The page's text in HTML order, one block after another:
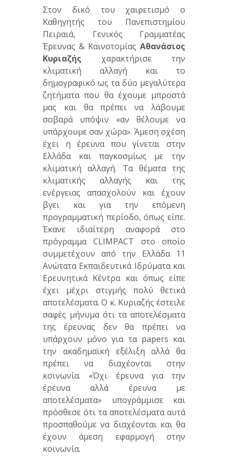
Στον δικό του χαιρετισμό ο
Καθηγητής του Πανεπιστημίου
Πειραιά, Γενικός Γραμματέας
Έρευνας & Καινοτομίας Αθανάσιος
Κυριαζής χαρακτήρισε την
κλιματική αλλαγή και το
δημογραφικό ως τα δύο μεγαλύτερα
ζητήματα που θα έχουμε μπροστά
μας και θα πρέπει να λάβουμε
σοβαρά υπόψιν «αν θέλουμε να
υπάρχουμε σαν χώρα». Άμεση σχέση
έχει η έρευνα που γίνεται στην
Ελλάδα και παγκοσμίως με την
κλιματική αλλαγή. Τα θέματα της
κλιματικής αλλαγής και της
ενέργειας απασχολούν και έχουν
βγει και για την επόμενη
προγραμματική περίοδο, όπως είπε.
Έκανε ιδιαίτερη αναφορά στο
πρόγραμμα CLIMPACT στο οποίο
συμμετέχουν από την Ελλάδα 11
Ανώτατα Εκπαιδευτικά Ιδρύματα και
Ερευνητικά Κέντρα και όπως είπε
έχει μέχρι στιγμής πολύ θετικά
αποτελέσματα. Ο κ. Κυριαζής έστειλε
σαφές μήνυμα ότι τα αποτελέσματα
της έρευνας δεν θα πρέπει να
υπάρχουν μόνο για τα papers και
την ακαδημαϊκή εξέλιξη αλλά θα
πρέπει να διαχέονται στην
κοινωνία. «Όχι έρευνα για την
έρευνα αλλά έρευνα με
αποτελέσματα» υπογράμμισε και
πρόσθεσε ότι τα αποτελέσματα αυτά
προσπαθούμε να διαχέονται και θα
έχουν άμεση εφαρμογή στην
κοινωνία.